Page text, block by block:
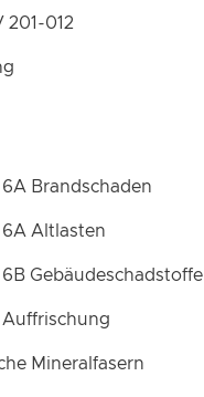
201-012
6A Brandschaden
6A Altlasten
6B Gebäudeschadstoffe
Auffrischung
Mineralfasern